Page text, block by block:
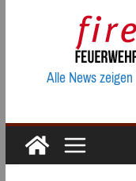
Alle News zeigen